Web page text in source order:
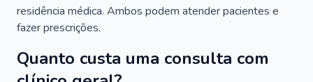
residência médica. Ambos podem atender pacientes e
fazer prescrições.
Quanto custa uma consulta com